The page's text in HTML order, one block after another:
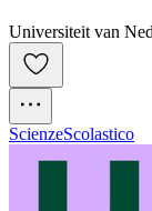
Universiteit van
ScienzeScolastico